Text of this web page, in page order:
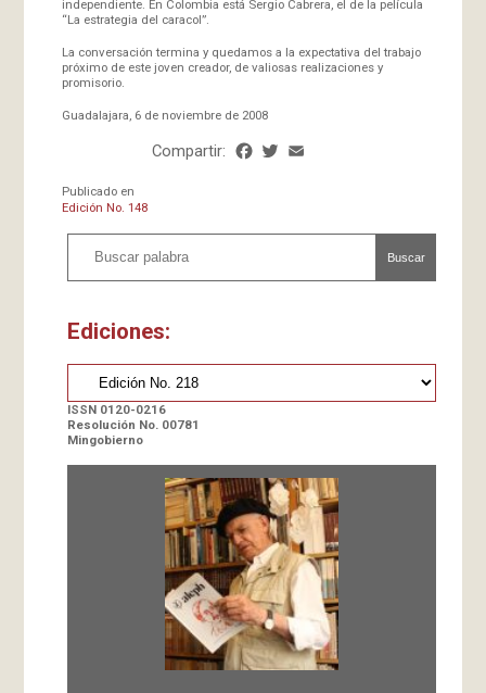
independiente. En Colombia está Sergio Cabrera, el de la película
“La estrategia del caracol”.
La conversación termina y quedamos a la expectativa del trabajo
próximo de este joven creador, de valiosas realizaciones y
promisorio.
Guadalajara, 6 de noviembre de 2008
Compartir: Facebook
Twitter
Publicado en
Edición No. 148
Buscar
Ediciones:
ISSN 0120-0216
Resolución No. 00781
Mingobierno